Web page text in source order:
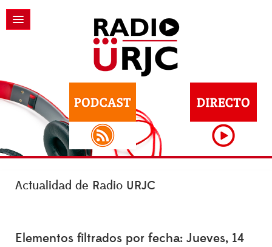
Actualidad de Radio URJC
Elementos filtrados por fecha: Jueves, 14